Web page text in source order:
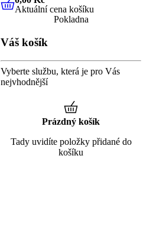
0,00 KčAktuální cena košíku
Aktuální cena košíku
Pokladna
Váš košík
Vyberte službu, která je pro Vás
nejvhodnější
Prázdný košík
Tady uvidíte položky přidané do
košíku